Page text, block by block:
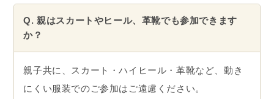
Q. 親はスカートやヒール、革靴でも参加できます
か？
親子共に、スカート・ハイヒール・革靴など、動き
にくい服装でのご参加はご遠慮ください。